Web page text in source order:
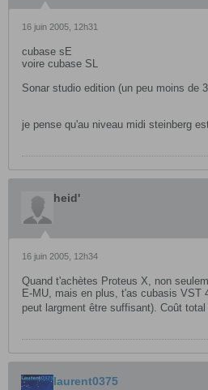
16 juin 2005, 12h31
cubase sE
voire cubase SL
Sonar studio edition (un peu moins de
je pense qu'au niveau midi steinberg
heid'
16 juin 2005, 12h34
Quand t'achètes Proteus X, non
E-MU, mais en plus, t'as cubasis VST
peut largment être suffisant). Coût
laurent0375